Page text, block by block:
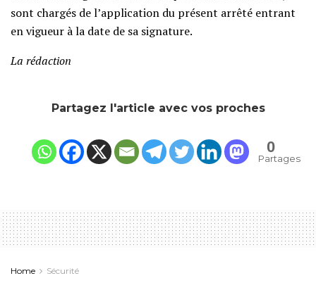
sont chargés de l’application du présent arrêté entrant
en vigueur à la date de sa signature.
La rédaction
Partagez l'article avec vos proches
0
Partages
Home Sécurité